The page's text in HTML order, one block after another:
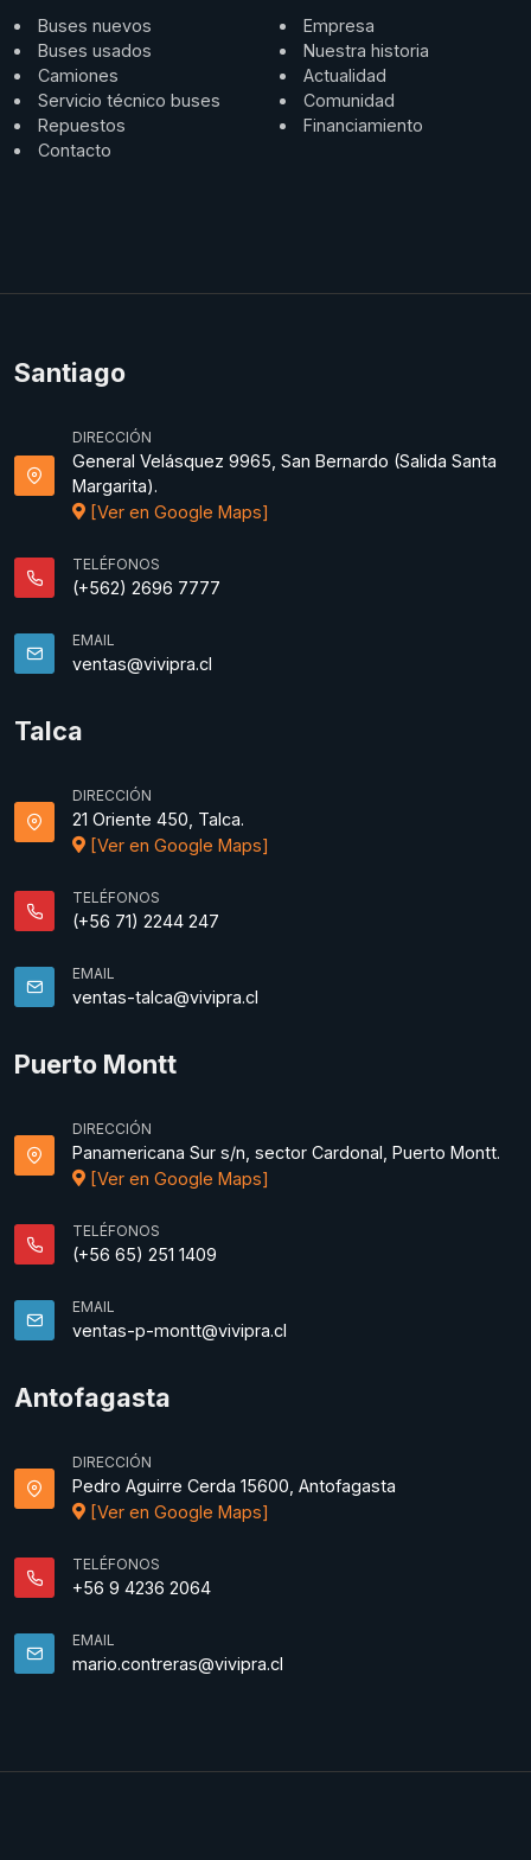
Buses nuevos
Buses usados
Camiones
Servicio técnico buses
Repuestos
Contacto
Empresa
Nuestra historia
Actualidad
Comunidad
Financiamiento
Santiago
DIRECCIÓN
General Velásquez 9965, San Bernardo (Salida Santa
Margarita).
[Ver en Google Maps]
TELÉFONOS
(+562) 2696 7777
EMAIL
ventas@vivipra.cl
Talca
DIRECCIÓN
21 Oriente 450, Talca.
[Ver en Google Maps]
TELÉFONOS
(+56 71) 2244 247
EMAIL
ventas-talca@vivipra.cl
Puerto Montt
DIRECCIÓN
Panamericana Sur s/n, sector Cardonal, Puerto Montt.
[Ver en Google Maps]
TELÉFONOS
(+56 65) 251 1409
EMAIL
ventas-p-montt@vivipra.cl
Antofagasta
DIRECCIÓN
Pedro Aguirre Cerda 15600, Antofagasta
[Ver en Google Maps]
TELÉFONOS
+56 9 4236 2064
EMAIL
mario.contreras@vivipra.cl